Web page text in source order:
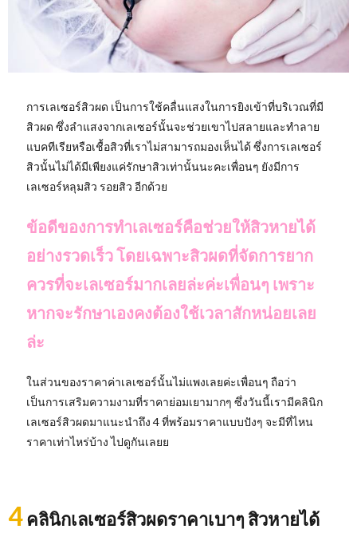
การเลเซอร์สิวผด เป็นการใช้คลื่นแสงในการยิงเข้าที่บริเวณที่มี
สิวผด ซึ่งลำแสงจากเลเซอร์นั้นจะช่วยเขาไปสลายและทำลาย
แบคทีเรียหรือเชื้อสิวที่เราไม่สามารถมองเห็นได้ ซึ่งการเลเซอร์
สิวนั้นไม่ได้มีเพียงแค่รักษาสิวเท่านั้นนะคะเพื่อนๆ ยังมีการ
เลเซอร์หลุมสิว รอยสิว อีกด้วย
ข้อดีของการทำเลเซอร์คือช่วยให้สิวหายได้
อย่างรวดเร็ว โดยเฉพาะสิวผดที่จัดการยาก
ควรที่จะเลเซอร์มากเลยล่ะค่ะเพื่อนๆ เพราะ
หากจะรักษาเองคงต้องใช้เวลาสักหน่อยเลย
ล่ะ
ในส่วนของราคาค่าเลเซอร์นั้นไม่แพงเลยค่ะเพื่อนๆ ถือว่า
เป็นการเสริมความงามที่ราคาย่อมเยามากๆ ซึ่งวันนี้เรามีคลินิก
เลเซอร์สิวผดมาแนะนำถึง 4 ที่พร้อมราคาแบบปังๆ จะมีที่ไหน
ราคาเท่าไหร่บ้าง ไปดูกันเลยย
4คลินิกเลเซอร์สิวผดราคาเบาๆ สิวหายได้